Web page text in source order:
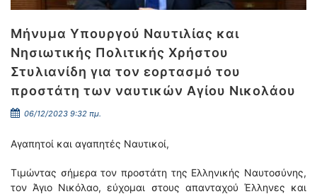
Μήνυμα Υπουργού Ναυτιλίας και
Νησιωτικής Πολιτικής Χρήστου
Στυλιανίδη για τον εορτασμό του
προστάτη των ναυτικών Αγίου Νικολάου
06/12/2023 9:32 πμ.
Αγαπητοί και αγαπητές Ναυτικοί,
Τιμώντας σήμερα τον προστάτη της Ελληνικής Ναυτοσύνης,
τον Άγιο Νικόλαο, εύχομαι στους απανταχού Έλληνες και